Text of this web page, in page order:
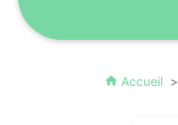
home Accueil